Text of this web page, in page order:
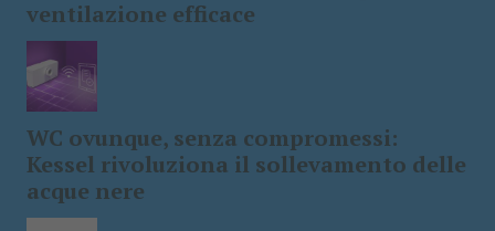
ventilazione efficace
WC ovunque, senza compromessi:
Kessel rivoluziona il sollevamento delle
acque nere